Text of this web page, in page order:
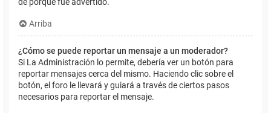
de porqué fue advertido.
Arriba
¿Cómo se puede reportar un mensaje a un moderador?
Si La Administración lo permite, debería ver un botón para
reportar mensajes cerca del mismo. Haciendo clic sobre el
botón, el foro le llevará y guiará a través de ciertos pasos
necesarios para reportar el mensaje.